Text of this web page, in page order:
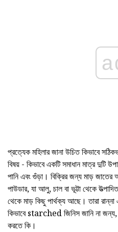
প্রত্যেক মহিলার জানা উচিত কিভাবে
বিষয় - কিভাবে একটি সমাধান মাত্র দুটি
পানি এবং গুঁড়া। বিক্রির জন্য মাড়
পাউডার, যা আলু, চাল বা ভূট্টা থেকে
থেকে মাড় কিছু পার্থক্য আছে। তারা
কিভাবে starched জিনিস জানি না জন্য,
করতে কি।